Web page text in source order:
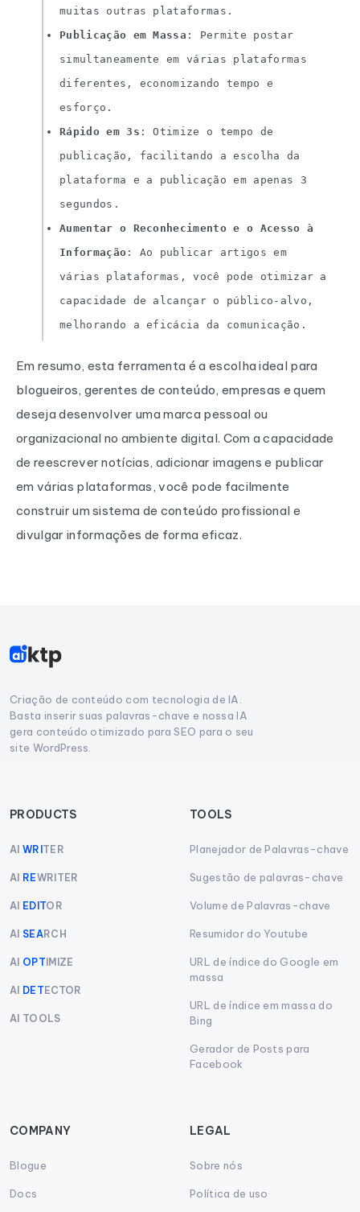
muitas outras plataformas.
Publicação em Massa : Permite postar
simultaneamente em várias plataformas
diferentes, economizando tempo e
esforço.
Rápido em 3s : Otimize o tempo de
publicação, facilitando a escolha da
plataforma e a publicação em apenas 3
segundos.
Aumentar o Reconhecimento e o Acesso à
Informação : Ao publicar artigos em
várias plataformas, você pode otimizar a
capacidade de alcançar o público-alvo,
melhorando a eficácia da comunicação.
Em resumo, esta ferramenta é a escolha ideal para
blogueiros, gerentes de conteúdo, empresas e quem
deseja desenvolver uma marca pessoal ou
organizacional no ambiente digital. Com a capacidade
de reescrever notícias, adicionar imagens e publicar
em várias plataformas, você pode facilmente
construir um sistema de conteúdo profissional e
divulgar informações de forma eficaz.
Criação de conteúdo com tecnologia de IA.
Basta inserir suas palavras-chave e nossa IA
gera conteúdo otimizado para SEO para o seu
site WordPress.
PRODUCTS
AI WRI TER
AI REWRITER
AI EDITOR
AI SEARCH
AI OPT IMIZE
AI DET ECTOR
AI TOOLS
TOOLS
Planejador de Palavras-chave
Sugestão de palavras-chave
Volume de Palavras-chave
Resumidor do Youtube
URL de índice do Google em
massa
URL de índice em massa do
Bing
Gerador de Posts para
Facebook
COMPANY
Blogue
Docs
LEGAL
Sobre nós
Política de uso